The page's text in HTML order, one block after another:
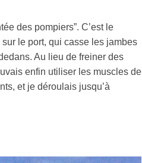
des pompiers”. C’est le
le port, qui casse les jambes
Au lieu de freiner des
enfin utiliser les muscles de
et je déroulais jusqu’à